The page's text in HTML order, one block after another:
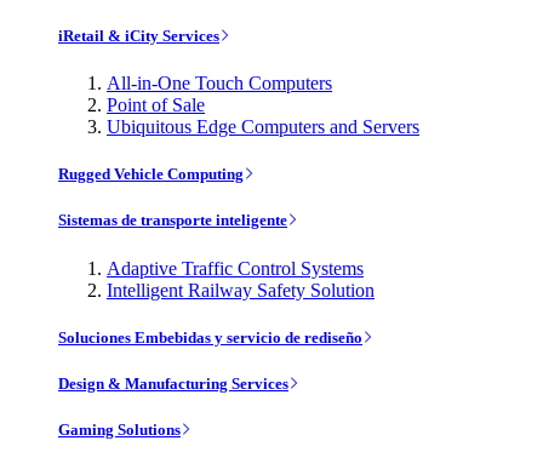
iRetail & iCity Services
All-in-One Touch Computers
Point of Sale
Ubiquitous Edge Computers and Servers
Rugged Vehicle Computing
Sistemas de transporte inteligente
Adaptive Traffic Control Systems
Intelligent Railway Safety Solution
Soluciones Embebidas y servicio de rediseño
Design & Manufacturing Services
Gaming Solutions